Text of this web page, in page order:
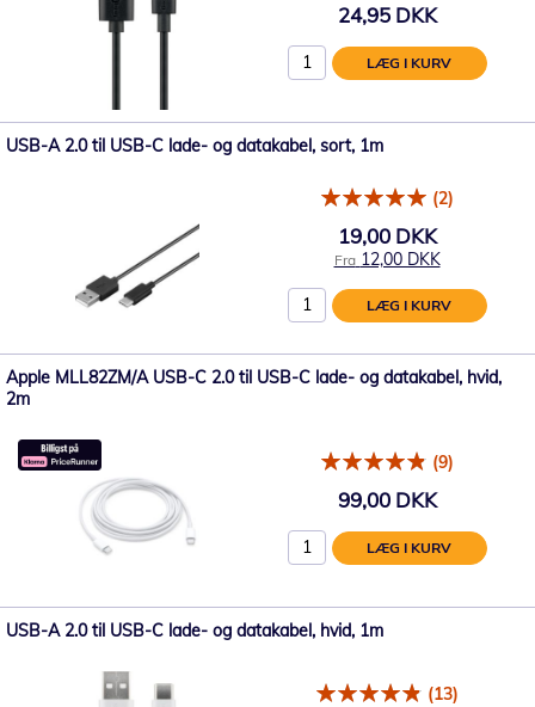
24,95 DKK
LÆG I KURV
USB-A 2.0 til USB-C lade- og datakabel, sort, 1m
(2)
19,00 DKK
Fra 12,00 DKK
LÆG I KURV
Apple MLL82ZM/A USB-C 2.0 til USB-C lade- og datakabel, hvid,
2m
(9)
99,00 DKK
LÆG I KURV
USB-A 2.0 til USB-C lade- og datakabel, hvid, 1m
(13)